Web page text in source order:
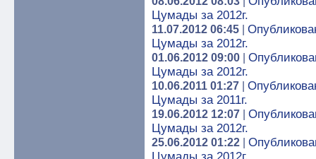
Цумады за 2012г.
11.07.2012 06:45
Цумады за 2012г.
01.06.2012 09:00
Цумады за 2012г.
10.06.2011 01:27
Цумады за 2011г.
19.06.2012 12:07
Цумады за 2012г.
25.06.2012 01:22